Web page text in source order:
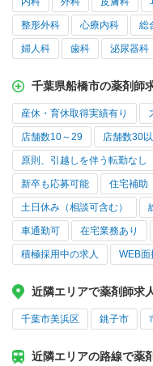
整形外科 心療内科 総
婦人科 歯科 泌尿器科
千葉県船橋市の薬剤師
産休・育休取得実績有り
店舗数10～29 店舗数30
原則、引越しを伴う転勤なし
新卒も応募可能 住宅補助
土日休み（相談可含む）
車通勤可 在宅業務あり
積極採用中の求人 WEB面
近隣エリアで薬剤師求
千葉市美浜区 銚子市
近隣エリアの路線で薬